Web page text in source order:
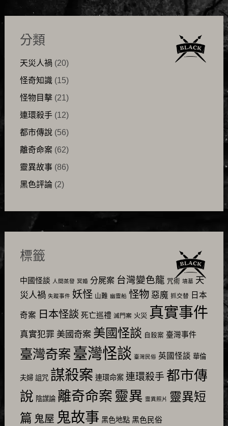
分類
天災人禍 (20)
怪奇知識(15)
怪物目擊(21)
連環殺手(12)
都市傳說(56)
離奇命案(62)
靈異故事(86)
黑色評論(2)
標籤
中國怪談 人間蒸發 冥婚 分屍案 台灣變色龍 咒術 墳墓 天
災人禍 失蹤事件 妖怪 山難 幽靈船 怪物 惡魔 抓交替 日本
奇案 日本怪談 死亡巡禮 滅門案 火災 真實事件
真實犯罪 美國奇案 美國怪談 自殺案 臺灣事件
臺灣奇案 臺灣怪談 臺灣民俗 英國怪談 華倫
夫婦 詛咒 謀殺案 連環命案 連環殺手 都市傳
說 陰謀論 離奇命案 靈異 靈異照片 靈異短
篇 鬼屋 鬼故事 黑色地點 黑色民俗